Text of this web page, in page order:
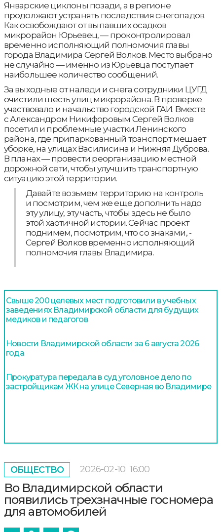
Январские циклоны позади, а в регионе
продолжают устранять последствия снегопадов.
Как освобождают от выпавших осадков
микрорайон Юрьевец, — проконтролировал
временно исполняющий полномочия главы
города Владимира Сергей Волков. Место выбрано
не случайно — именно из Юрьевца поступает
наибольшее количество сообщений.
За выходные от наледи и снега сотрудники ЦУГД
очистили шесть улиц микрорайона. В проверке
участвовало и начальство городской ГАИ. Вместе
с Александром Никифоровым Сергей Волков
посетил и проблемные участки Ленинского
района, где припаркованный транспорт мешает
уборке, на улицах Василисина и Нижняя Дуброва.
В планах — провести реорганизацию местной
дорожной сети, чтобы улучшить транспортную
ситуацию этой территории.
Давайте возьмем территорию на контроль
и посмотрим, чем же еще дополнить надо
эту улицу, эту часть, чтобы здесь не было
этой хаотичной истории. Сейчас проект
поднимем, посмотрим, что со знаками, -
Сергей Волков временно исполняющий
полномочия главы Владимира.
Свыше 200 целевых мест подготовили в учебных
заведениях Владимирской области для будущих
медиков и педагогов
Новости Владимирской области за 6 августа 2026
года
Прокуратура передала в суд уголовное дело по
застройщикам ЖК на улице Северная во Владимире
ОБЩЕСТВО 2026-02-10 16:00
Во Владимирской области
появились трехзначные госномера
для автомобилей